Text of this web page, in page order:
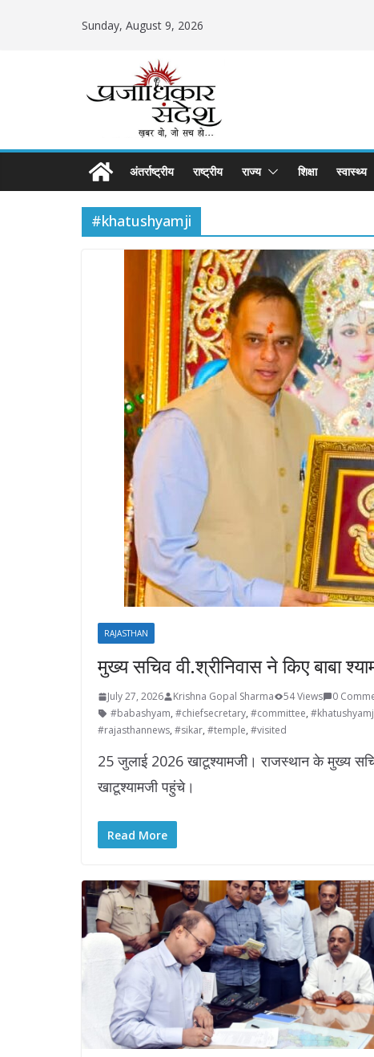
Sunday, August 9, 2026
अंतर्राष्ट्रीय राष्ट्रीय राज्य शिक्षा स्वास्थ्य
#khatushyamji
RAJASTHAN
मुख्य सचिव वी.श्रीनिवास ने किए बाबा
July 27, 2026 Krishna Gopal Sharma 54 Views
0
#babashyam, #chiefsecretary, #committee,
#rajasthannews, #sikar, #temple, #visited
25 जुलाई 2026 खाटूश्यामजी। राजस्थान के मुख्य
खाटूश्यामजी पहुंचे।
Read More